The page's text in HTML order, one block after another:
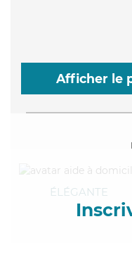
Afficher le
ÉLÉGANTE